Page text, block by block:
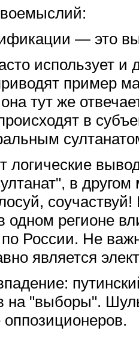
— это
использует и
пример
тут же
в
логические
в
регионе
России. Не
является
на "выборы".